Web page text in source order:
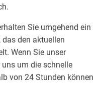
Sie umgehend ein
den aktuellen
Wenn Sie unser
um die schnelle
von 24 Stunden können